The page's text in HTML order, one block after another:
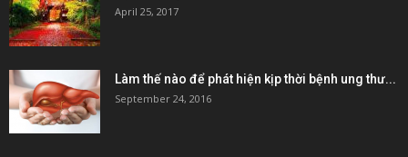
April 25, 2017
Làm thế nào để phát hiện kịp thời bệnh ung thư...
September 24, 2016